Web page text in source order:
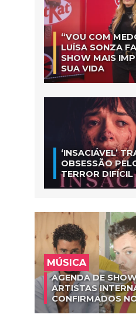
“VOU COM
LUÍSA SONZA
SHOW MAIS
SUA VIDA
‘INSACIÁVEL’
OBSESSÃO
TERROR DIFÍCIL
MÚSICA
AGENDA DE
ARTISTAS
CONFIRMADOS